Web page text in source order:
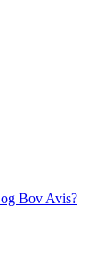
Bov Avis?